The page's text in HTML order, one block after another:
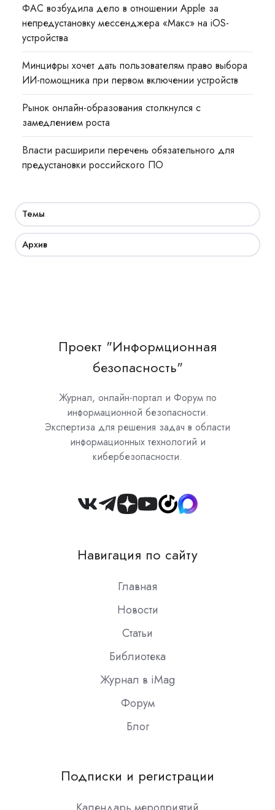
ФАС возбудила дело в отношении Apple за
непредустановку мессенджера «Макс» на iOS-
устройства
Минцифры хочет дать пользователям право выбора
ИИ-помощника при первом включении устройств
Рынок онлайн-образования столкнулся с
замедлением роста
Власти расширили перечень обязательного для
предустановки российского ПО
Темы
Архив
Проект "Информционная
безопасность"
Журнал, онлайн-портал и Форум по
информационной безопасности.
Экспертиза для решения задач в области
информационных технологий и
кибербезопасности.
Join
Slack
Навигация по сайту
Главная
Новости
Статьи
Библиотека
Журнал в iMag
Форум
Блог
Подписки и регистрации